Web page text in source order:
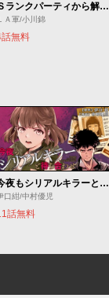
Ｓランクパーティから解雇された【呪具師】～『呪いのアイテム』しか作れませんが、その性能はアーティファクト級なり……！～
Ａ軍/小川錦
無料
今夜もシリアルキラーと待ち合わせ
口紺/中村優児
話無料